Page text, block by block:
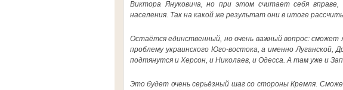
Виктора Януковича, но при этом считает себя вправе,
населения. Так на какой же результат они в итоге
Остаётся единственный, но очень важный вопрос:
проблему украинского Юго-востока, а именно Луганской,
подтянутся и Херсон, и Николаев, и Одесса. А там уже и
Это будет очень серьёзный шаг со стороны Кремля.